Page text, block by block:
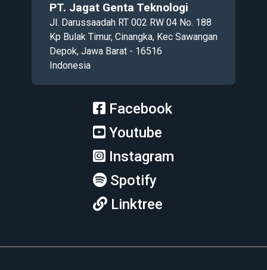
PT. Jagat Genta Teknologi
Jl. Darussaadah RT 002 RW 04 No. 188
Kp Bulak Timur, Cinangka, Kec Sawangan
Depok, Jawa Barat - 16516
Indonesia
Facebook
Youtube
Instagram
Spotify
Linktree